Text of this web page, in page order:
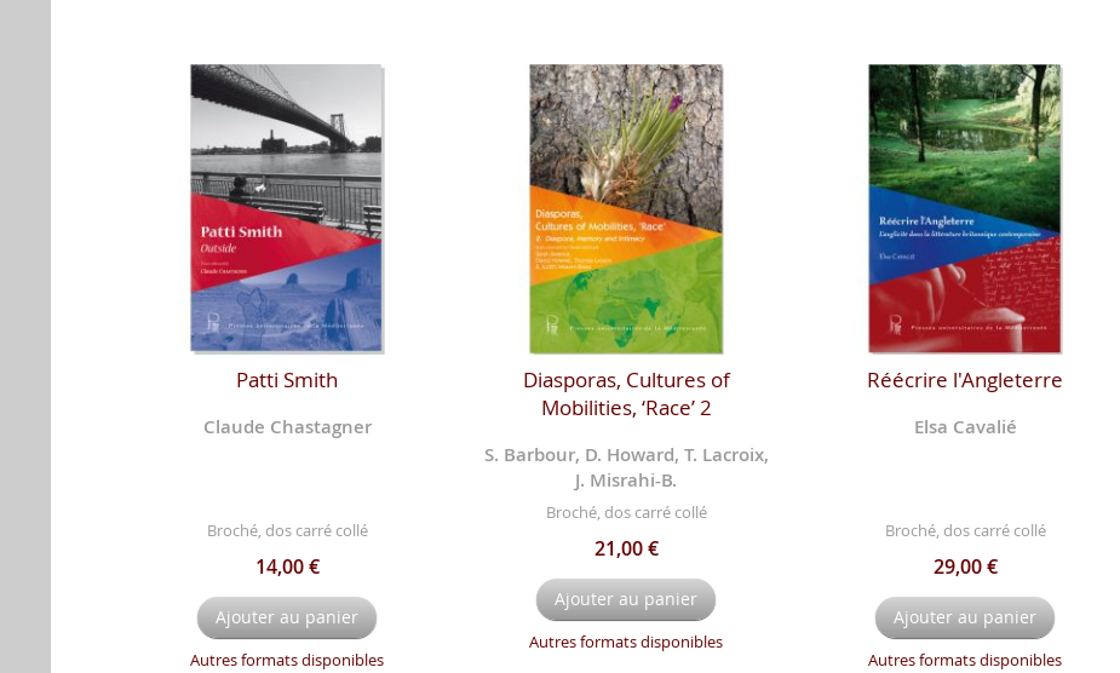
Patti Smith
Claude Chastagner
Broché, dos carré collé
14,00 €
Ajouter au panier
Autres formats disponibles
Diasporas, Cultures of
Mobilities, ‘Race’ 2
S. Barbour, D. Howard, T. Lacroix,
J. Misrahi-B.
Broché, dos carré collé
21,00 €
Ajouter au panier
Autres formats disponibles
Réécrire l'Angleterre
Elsa Cavalié
Broché, dos carré collé
29,00 €
Ajouter au panier
Autres formats disponibles